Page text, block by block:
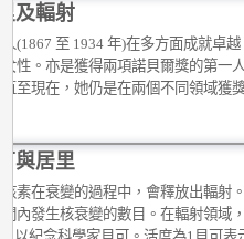
及輻射
(1867 至 1934 年)在多方面成就卓
性。亦是獲得兩項諾貝爾獎的第一
至現在，她仍是在兩個不同領域獲
與居里
素在衰變的過程中，會釋放出輻射
內發生核衰變的數目。在輻射領域